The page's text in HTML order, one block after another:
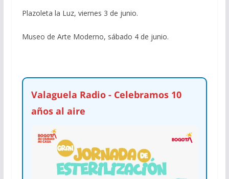
Plazoleta la Luz, viernes 3 de junio.
Museo de Arte Moderno, sábado 4 de junio.
Valaguela Radio - Celebramos 10
años al aire